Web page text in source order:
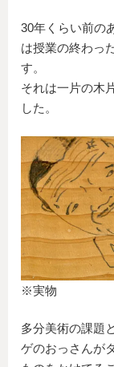
30年くらい前の
は授業の終わっ
す。
それは一片の木
した。
※実物
多分美術の課題
ゲのおっさんが